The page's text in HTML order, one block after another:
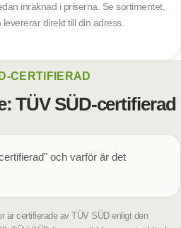
inräknad i priserna. Se sortimentet,
direkt till din adress.
CERTIFIERAD
TÜV SÜD-certifierad
och varför är det
är certifierade av TÜV SÜD enligt den